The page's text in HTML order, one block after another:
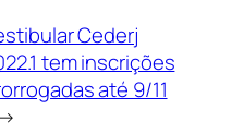
Cederj
tem inscrições
até 9/11